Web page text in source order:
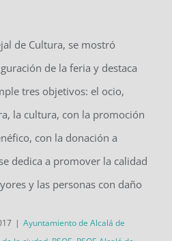
de Cultura, se mostró
de la feria y destaca
tres objetivos: el ocio,
la cultura, con la promoción
con la donación a
dedica a promover la calidad
y las personas con daño
| Ayuntamiento de Alcalá de